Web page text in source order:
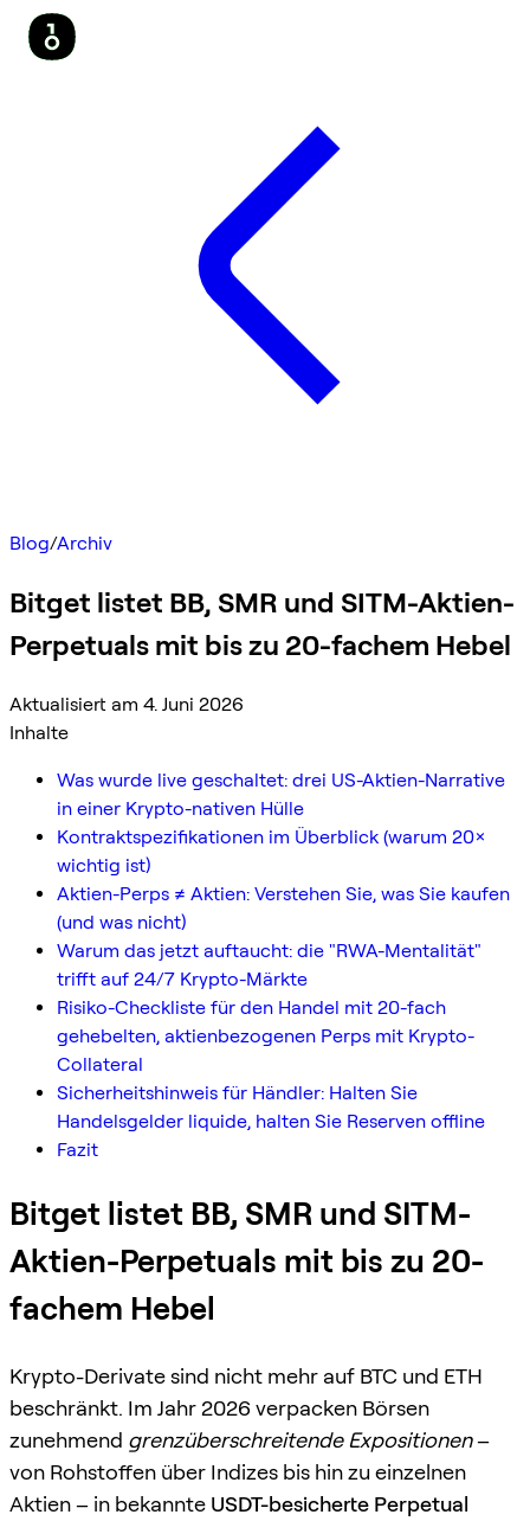
Blog/Archiv
Bitget listet BB, SMR und SITM-Aktien-
Perpetuals mit bis zu 20-fachem Hebel
Aktualisiert am 4. Juni 2026
Inhalte
Was wurde live geschaltet: drei US-Aktien-Narrative
in einer Krypto-nativen Hülle
Kontraktspezifikationen im Überblick (warum 20×
wichtig ist)
Aktien-Perps ≠ Aktien: Verstehen Sie, was Sie kaufen
(und was nicht)
Warum das jetzt auftaucht: die "RWA-Mentalität"
trifft auf 24/7 Krypto-Märkte
Risiko-Checkliste für den Handel mit 20-fach
gehebelten, aktienbezogenen Perps mit Krypto-
Collateral
Sicherheitshinweis für Händler: Halten Sie
Handelsgelder liquide, halten Sie Reserven offline
Fazit
Bitget listet BB, SMR und SITM-
Aktien-Perpetuals mit bis zu 20-
fachem Hebel
Krypto-Derivate sind nicht mehr auf BTC und ETH
beschränkt. Im Jahr 2026 verpacken Börsen
zunehmend grenzüberschreitende Expositionen–
von Rohstoffen über Indizes bis hin zu einzelnen
Aktien – in bekannte USDT-besicherte Perpetual